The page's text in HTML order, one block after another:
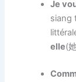
Je
siang
elle(